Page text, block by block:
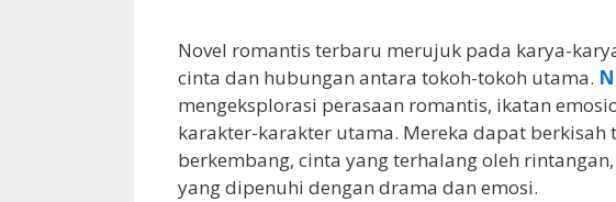
Novel romantis terbaru merujuk pada karya-
cinta dan hubungan antara tokoh-tokoh utama.
mengeksplorasi perasaan romantis, ikatan
karakter-karakter utama. Mereka dapat berkisah
berkembang, cinta yang terhalang oleh
yang dipenuhi dengan drama dan emosi.